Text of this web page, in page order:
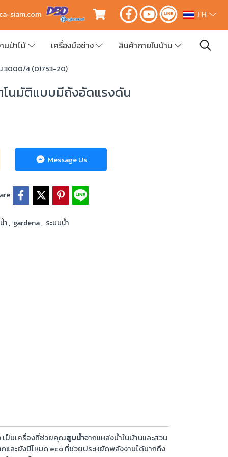
siam.com TH
นป่าไม้ เครื่องมือช่าง สินค้าภายในบ้าน
3000/4 (01753-20)
โนมัติแบบมีถังอัดแรงดัน
Message Us
ำ, gardena, ระบบน้ำ
เป็นเครื่องที่ช่วยคุณสูบน้ำจากแหล่งน้ำในบ้านและสวน
และยังมีโหมด eco ที่ช่วยประหยัดพลังงานได้มากถึง